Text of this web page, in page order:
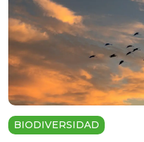
BIODIVERSIDAD